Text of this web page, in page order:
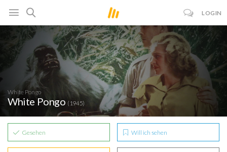
LOGIN
White Pongo
White Pongo (1945)
Gesehen Will ich sehen